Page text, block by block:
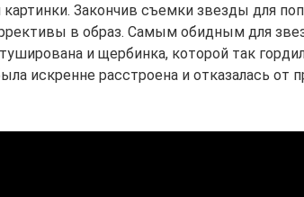
картинки. Закончив съемки звезды для
в образ. Самым обидным для
и щербинка, которой так
искренне расстроена и отказалась от